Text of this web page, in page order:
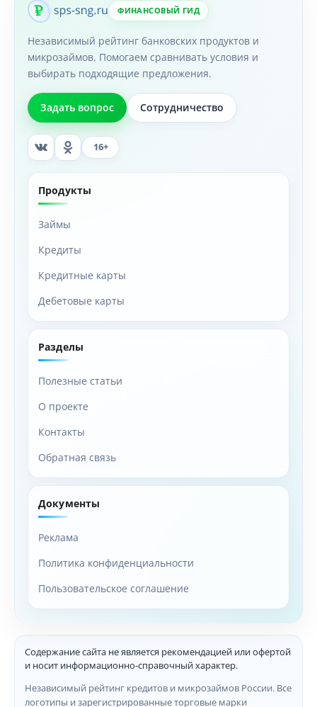
ФИНАНСОВЫЙ ГИД
Независимый рейтинг банковских продуктов и
микрозаймов. Помогаем сравнивать условия и
выбирать подходящие предложения.
Задать вопрос Сотрудничество
16+
Продукты
Займы
Кредиты
Кредитные карты
Дебетовые карты
Разделы
Полезные статьи
О проекте
Контакты
Обратная связь
Документы
Реклама
Политика конфиденциальности
Пользовательское соглашение
Содержание сайта не является рекомендацией или офертой
и носит информационно-справочный характер.
Независимый рейтинг кредитов и микрозаймов России. Все
логотипы и зарегистрированные торговые марки